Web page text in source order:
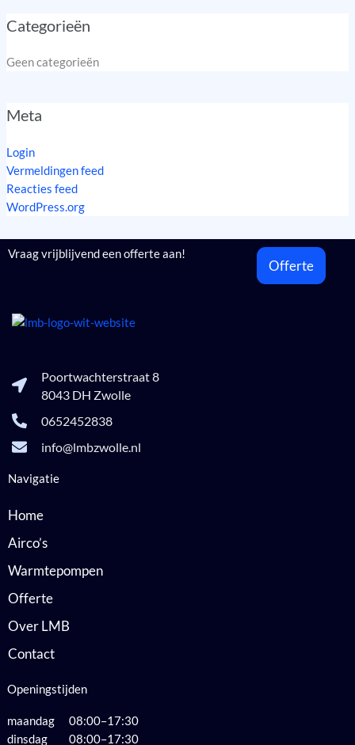
Categorieën
Geen categorieën
Meta
Login
Vermeldingen feed
Reacties feed
WordPress.org
Vraag vrijblijvend een offerte aan!
Offerte
Poortwachterstraat 8
8043 DH Zwolle
0652452838
info@lmbzwolle.nl
Navigatie
Home
Airco’s
Warmtepompen
Offerte
Over LMB
Contact
Openingstijden
maandag 08:00–17:30
dinsdag 08:00–17:30